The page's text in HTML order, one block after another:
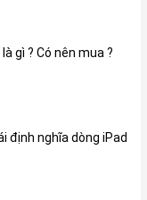
gì ? Có nên mua ?
định nghĩa dòng iPad